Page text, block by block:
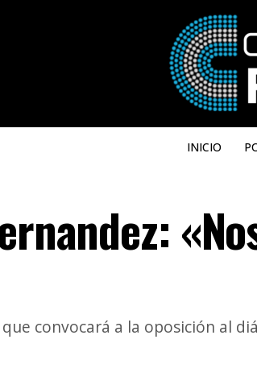
INICIO
convocará a la oposición al